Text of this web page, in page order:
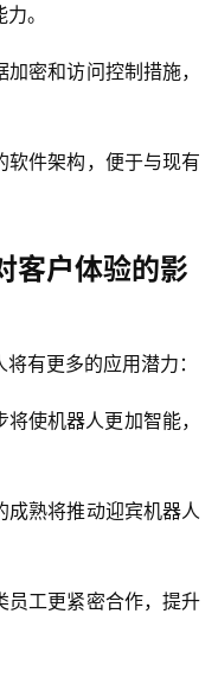
。
密和访问控制措施，
软件架构，便于与现有
客户体验的影
有更多的应用潜力：
使机器人更加智能，
成熟将推动迎宾机器人
员工更紧密合作，提升